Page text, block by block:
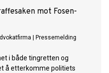
mot Fosen-
Pressemelding
i både tingretten og
å etterkomme politiets